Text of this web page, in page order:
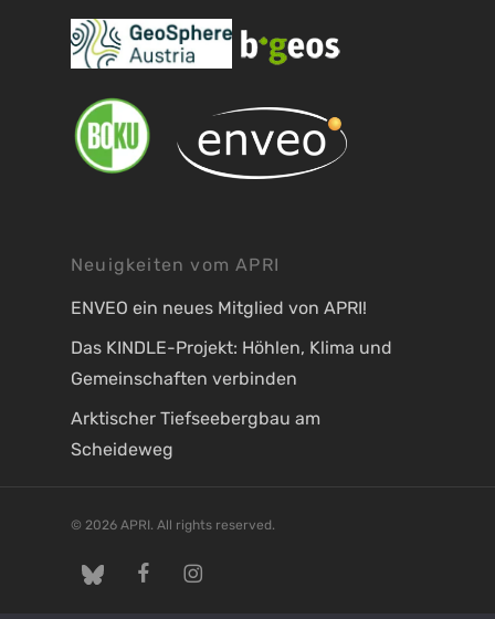
Neuigkeiten vom APRI
ENVEO ein neues Mitglied von APRI!
Das KINDLE-Projekt: Höhlen, Klima und
Gemeinschaften verbinden
Arktischer Tiefseebergbau am
Scheideweg
© 2026 APRI. All rights reserved.
twitter facebook instagram